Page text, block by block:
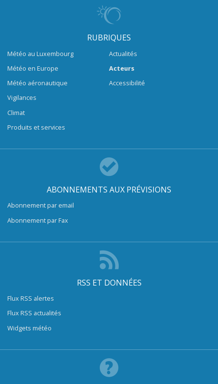
RUBRIQUES
Météo au Luxembourg
Météo en Europe
Météo aéronautique
Vigilances
Climat
Produits et services
Actualités
Acteurs
Accessibilité
ABONNEMENTS AUX PRÉVISIONS
Abonnement par email
Abonnement par Fax
RSS ET DONNÉES
Flux RSS alertes
Flux RSS actualités
Widgets météo